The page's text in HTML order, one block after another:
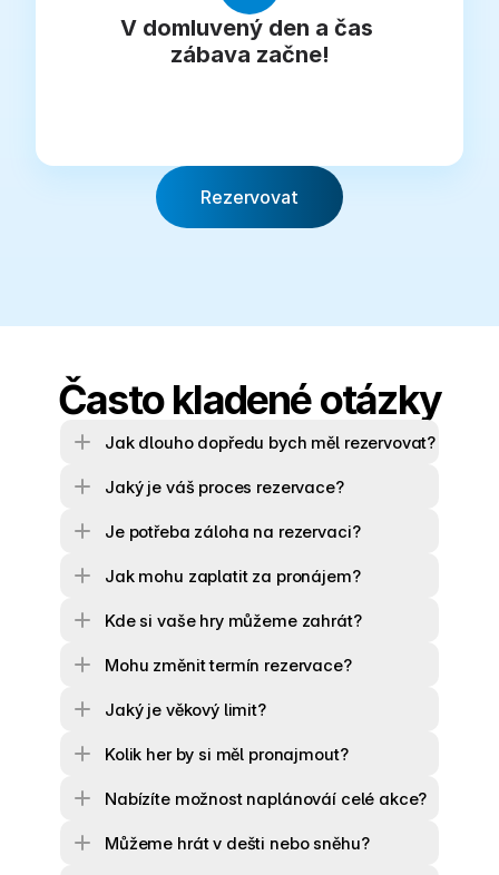
V domluvený den a čas
zábava začne!
Rezervovat
Často kladené otázky
Jak dlouho dopředu bych měl rezervovat?
Jaký je váš proces rezervace?
Je potřeba záloha na rezervaci?
Jak mohu zaplatit za pronájem?
Kde si vaše hry můžeme zahrát?
Mohu změnit termín rezervace?
Jaký je věkový limit?
Kolik her by si měl pronajmout?
Nabízíte možnost naplánováí celé akce?
Můžeme hrát v dešti nebo sněhu?